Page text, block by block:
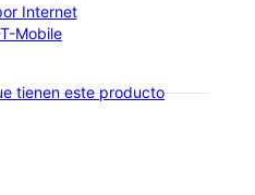
Internet
Mobile
tienen este producto